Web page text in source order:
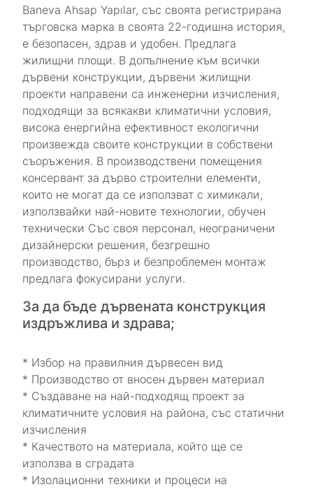
Baneva Ahsap Yapılar, със своята регистрирана
търговска марка в своята 22-годишна история,
е безопасен, здрав и удобен. Предлага
жилищни площи. В допълнение към всички
дървени конструкции, дървени жилищни
проекти направени са инженерни изчисления,
подходящи за всякакви климатични условия,
висока енергийна ефективност екологични
произвежда своите конструкции в собствени
съоръжения. В производствени помещения
консервант за дърво строителни елементи,
които не могат да се използват с химикали,
използвайки най-новите технологии, обучен
технически Със своя персонал, неограничени
дизайнерски решения, безгрешно
производство, бърз и безпроблемен монтаж
предлага фокусирани услуги.
За да бъде дървената конструкция
издръжлива и здрава;
* Избор на правилния дървесен вид
* Производство от вносен дървен материал
* Създаване на най-подходящ проект за
климатичните условия на района, със статични
изчисления
* Качеството на материала, който ще се
използва в сградата
* Изолационни техники и процеси на